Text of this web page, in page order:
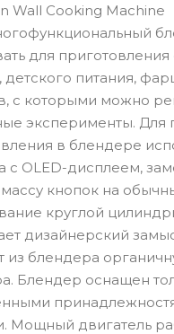
Wall Cooking Machine
для приготовления
детского питания,
с которыми можно
эксперименты. Для
в блендере
с OLED-дисплеем,
кнопок на
круглой
дизайнерский
из блендера
Блендер оснащен
Мощный двигатель